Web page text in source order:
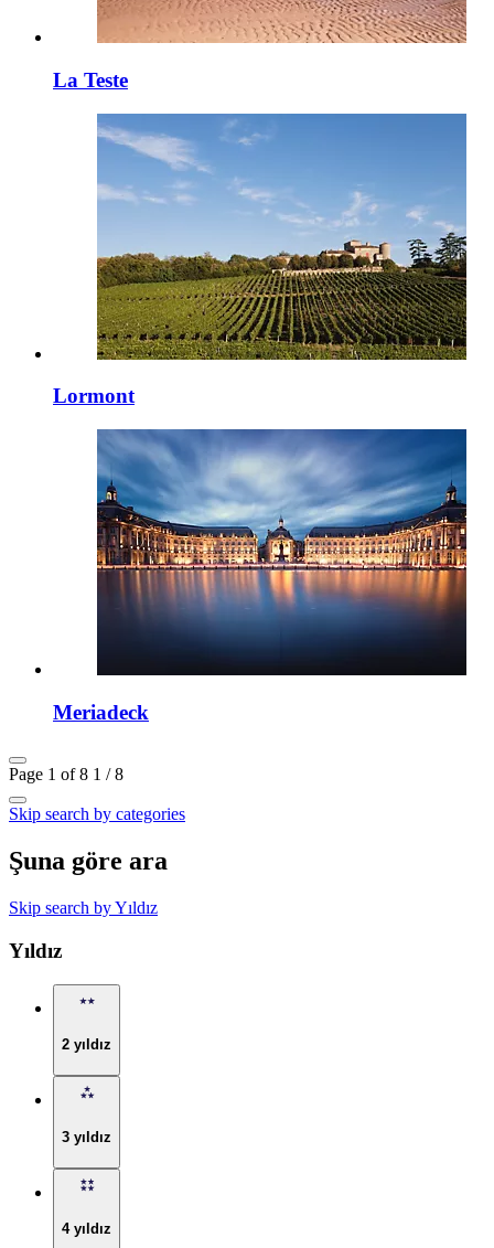
La Teste
Lormont
Meriadeck
Page 1 of 8 1 / 8
Skip search by categories
Şuna göre ara
Skip search by Yıldız
Yıldız
2 yıldız
3 yıldız
4 yıldız